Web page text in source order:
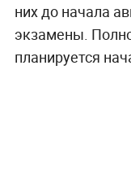
них до начала
экзамены.
планируется